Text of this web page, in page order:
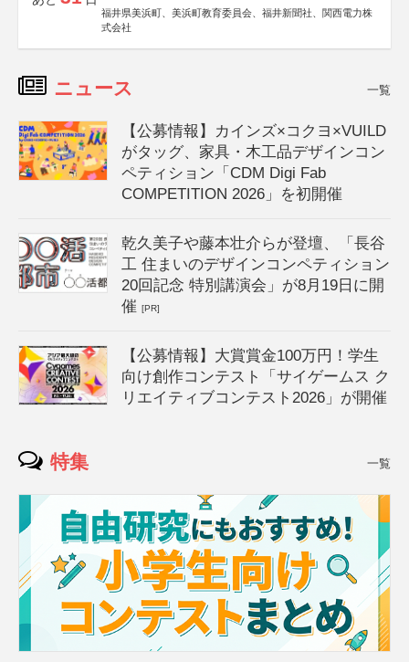
福井県美浜町、美浜町教育委員会、福井新聞社、関西電力株
式会社
ニュース 一覧
【公募情報】カインズ×コクヨ×VUILD
がタッグ、家具・木工品デザインコン
ペティション「CDM Digi Fab
COMPETITION 2026」を初開催
乾久美子や藤本壮介らが登壇、「長谷
工 住まいのデザインコンペティション
20回記念 特別講演会」が8月19日に開
催[PR]
【公募情報】大賞賞金100万円！学生
向け創作コンテスト「サイゲームス ク
リエイティブコンテスト2026」が開催
特集 一覧